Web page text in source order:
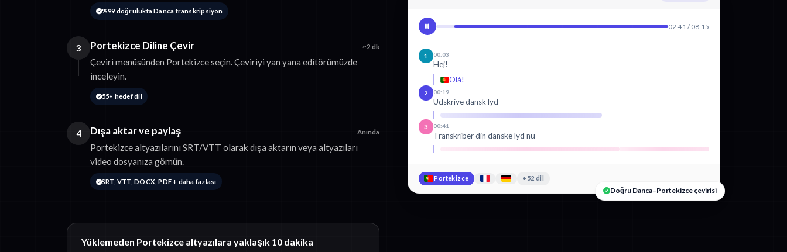
%99 doğrulukta Danca transkripsiyon
3 Portekizce Diline Çevir ~2 dk
Çeviri menüsünden Portekizce seçin. Çeviriyi yan yana editörümüzde
inceleyin.
55+ hedef dil
4 Dışa aktar ve paylaş Anında
Portekizce altyazılarını SRT/VTT olarak dışa aktarın veya altyazıları
video dosyanıza gömün.
SRT, VTT, DOCX, PDF + daha fazlası
Yüklemeden Portekizce altyazılara yaklaşık 10 dakika
02:41 / 08:15
1 00:03
Hej!
Olá!
2 00:19
Udskrive dansk lyd
3 00:41
Transkriber din danske lyd nu
Portekizce +52 dil
Doğru Danca–Portekizce çevirisi